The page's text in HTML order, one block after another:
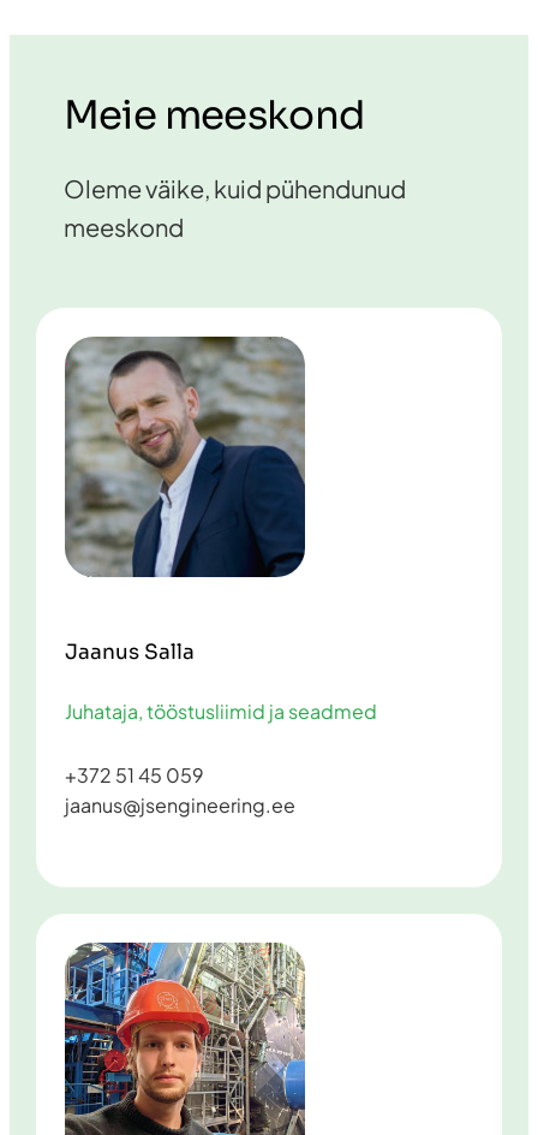
Meie meeskond
Oleme väike, kuid pühendunud
meeskond
Jaanus Salla
Juhataja, tööstusliimid ja seadmed
+372 51 45 059
jaanus@jsengineering.ee